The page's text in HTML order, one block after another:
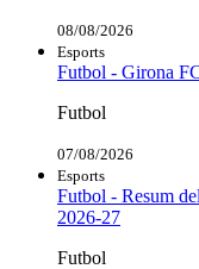
08/08/2026
Esports
Futbol - Girona
Futbol
07/08/2026
Esports
Futbol - Resum
2026-27
Futbol